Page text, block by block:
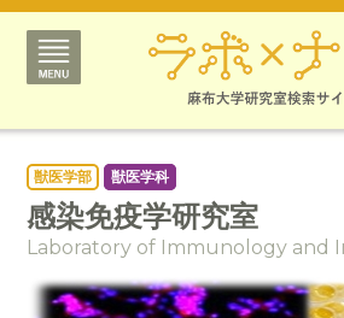
獣医学部 獣医学科
感染免疫学研究室
Laboratory of Immunology and